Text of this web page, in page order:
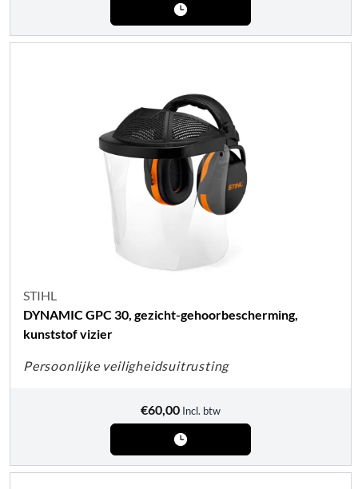
STIHL
DYNAMIC GPC 30, gezicht-gehoorbescherming,
kunststof vizier
Persoonlijke veiligheidsuitrusting
€60,00 Incl. btw